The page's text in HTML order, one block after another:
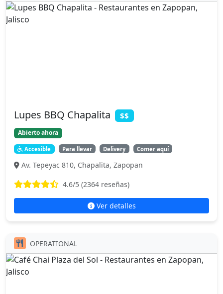
Lupes BBQ Chapalita $$
Abierto ahora
Accesible Para llevar Delivery Comer aquí
Av. Tepeyac 810, Chapalita, Zapopan
4.6/5 (2364 reseñas)
Ver detalles
OPERATIONAL